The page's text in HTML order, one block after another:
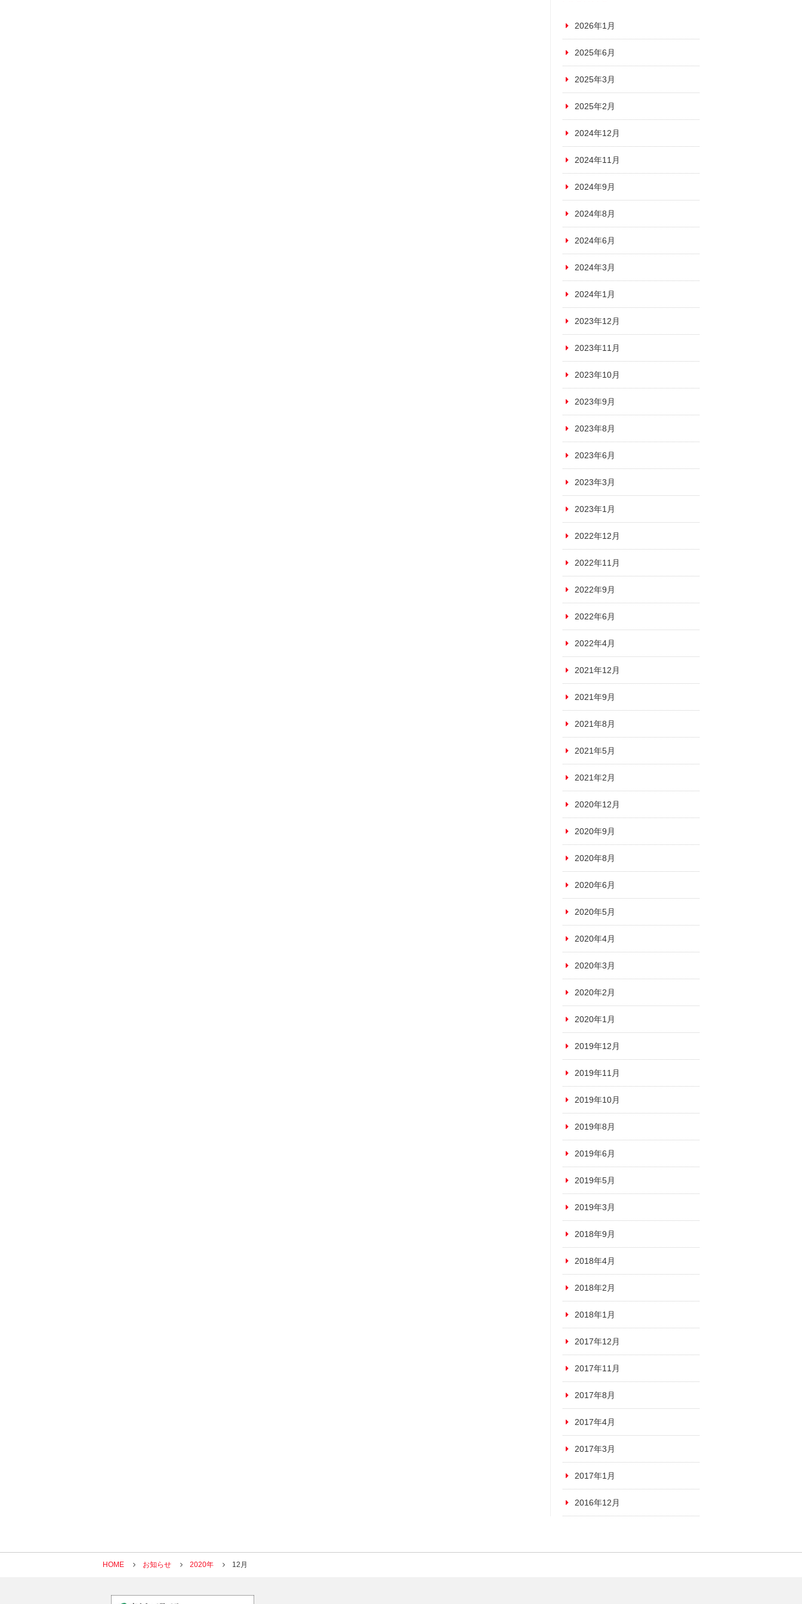
2026年1月
2025年6月
2025年3月
2025年2月
2024年12月
2024年11月
2024年9月
2024年8月
2024年6月
2024年3月
2024年1月
2023年12月
2023年11月
2023年10月
2023年9月
2023年8月
2023年6月
2023年3月
2023年1月
2022年12月
2022年11月
2022年9月
2022年6月
2022年4月
2021年12月
2021年9月
2021年8月
2021年5月
2021年2月
2020年12月
2020年9月
2020年8月
2020年6月
2020年5月
2020年4月
2020年3月
2020年2月
2020年1月
2019年12月
2019年11月
2019年10月
2019年8月
2019年6月
2019年5月
2019年3月
2018年9月
2018年4月
2018年2月
2018年1月
2017年12月
2017年11月
2017年8月
2017年4月
2017年3月
2017年1月
2016年12月
HOME お知らせ 2020年 12月